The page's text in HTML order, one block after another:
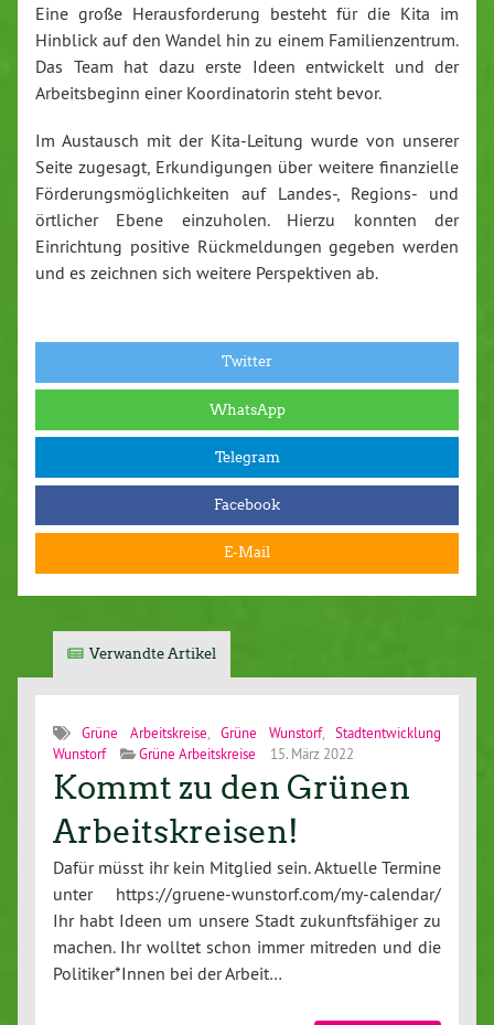
Eine große Herausforderung besteht für die Kita im
Hinblick auf den Wandel hin zu einem Familienzentrum.
Das Team hat dazu erste Ideen entwickelt und der
Arbeitsbeginn einer Koordinatorin steht bevor.
Im Austausch mit der Kita-Leitung wurde von unserer
Seite zugesagt, Erkundigungen über weitere finanzielle
Förderungsmöglichkeiten auf Landes-, Regions- und
örtlicher Ebene einzuholen. Hierzu konnten der
Einrichtung positive Rückmeldungen gegeben werden
und es zeichnen sich weitere Perspektiven ab.
Twitter
WhatsApp
Telegram
Facebook
E-Mail
Verwandte Artikel
Grüne Arbeitskreise ,Grüne Wunstorf,Stadtentwicklung
Wunstorf
Grüne Arbeitskreise 15. März 2022
Kommt zu den Grünen
Arbeitskreisen!
Dafür müsst ihr kein Mitglied sein. Aktuelle Termine
unter https://gruene-wunstorf.com/my-calendar/
Ihr habt Ideen um unsere Stadt zukunftsfähiger zu
machen. Ihr wolltet schon immer mitreden und die
Politiker*Innen bei der Arbeit…